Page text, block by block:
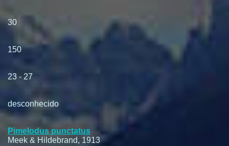
30
150
23 - 27
desconhecido
Pimelodus punctatus
Meek & Hildebrand, 1913